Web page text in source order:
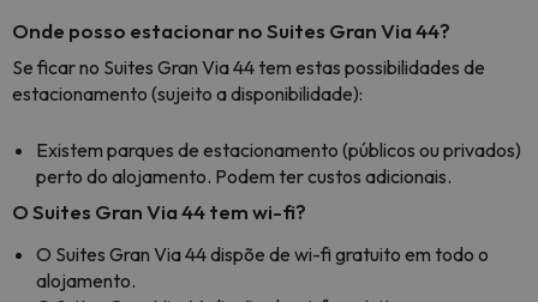
Onde posso estacionar no Suites Gran Via 44?
Se ficar no Suites Gran Via 44 tem estas possibilidades de
estacionamento (sujeito a disponibilidade):
Existem parques de estacionamento (públicos ou privados)
perto do alojamento. Podem ter custos adicionais.
O Suites Gran Via 44 tem wi-fi?
O Suites Gran Via 44 dispõe de wi-fi gratuito em todo o
alojamento.